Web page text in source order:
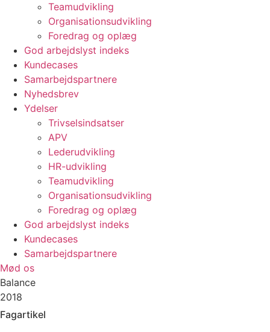
Teamudvikling
Organisationsudvikling
Foredrag og oplæg
God arbejdslyst indeks
Kundecases
Samarbejdspartnere
Nyhedsbrev
Ydelser
Trivselsindsatser
APV
Lederudvikling
HR-udvikling
Teamudvikling
Organisationsudvikling
Foredrag og oplæg
God arbejdslyst indeks
Kundecases
Samarbejdspartnere
Mød os
Balance
2018
Fagartikel